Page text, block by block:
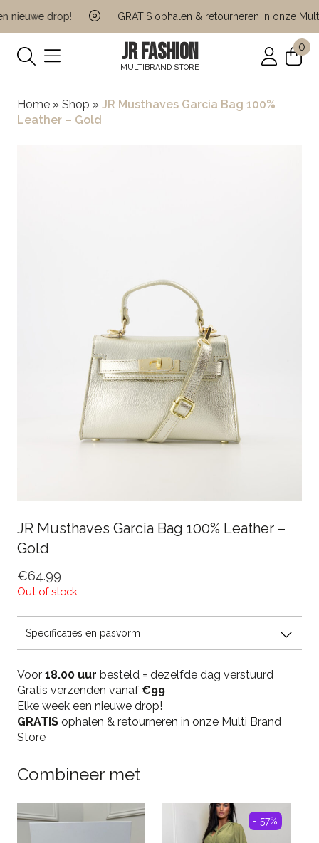
nieuwe drop! GRATIS ophalen & retourneren in onze Multi
JR FASHION
MULTIBRAND STORE
0
Home » Shop » JR Musthaves Garcia Bag 100%
Leather – Gold
JR Musthaves Garcia Bag 100% Leather –
Gold
€64.99
Out of stock
Specificaties en pasvorm
Voor 18.00 uur besteld = dezelfde dag verstuurd
Gratis verzenden vanaf €99
Elke week een nieuwe drop!
GRATIS ophalen & retourneren in onze Multi Brand
Store
Combineer met
- 57%